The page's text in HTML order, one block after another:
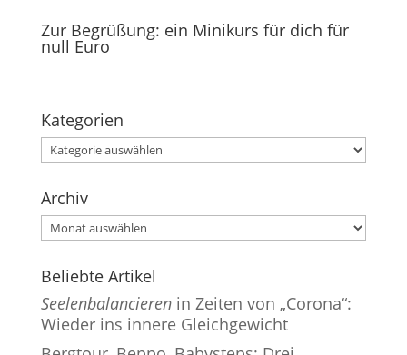
Zur Begrüßung: ein Minikurs für dich für
null Euro
Kategorien
Kategorien
Archiv
Archiv
Beliebte Artikel
Seelenbalancierenin Zeiten von „Corona“:
Wieder ins innere Gleichgewicht